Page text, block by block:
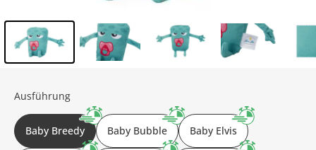
Ausführung
Baby Breedy Baby Bubble Baby Elvis